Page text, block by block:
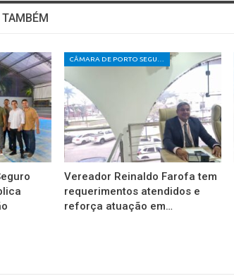
TAMBÉM
Vereador Reinaldo Farofa tem
requerimentos atendidos e
reforça atuação em…